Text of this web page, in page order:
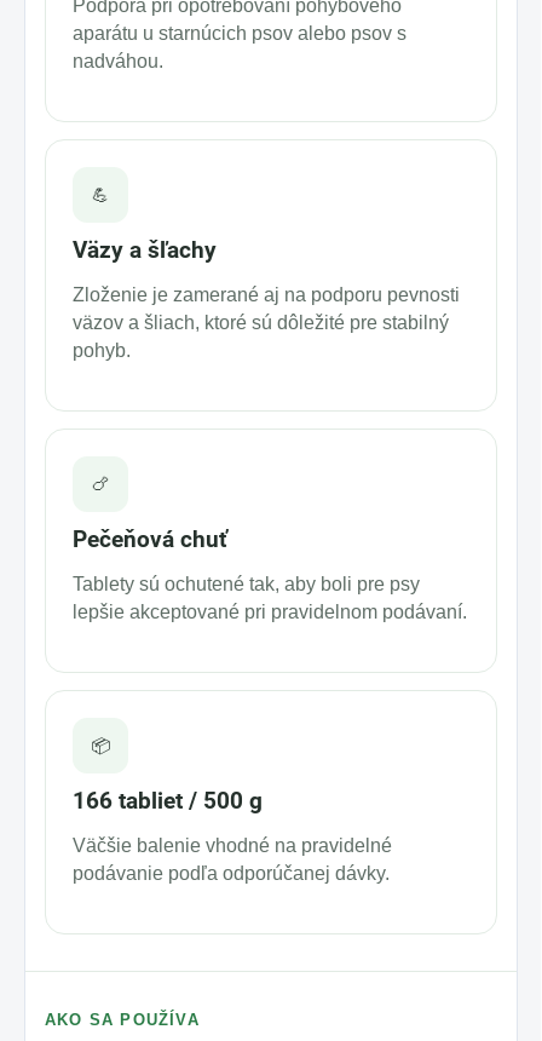
Podpora pri opotrebovaní pohybového
aparátu u starnúcich psov alebo psov s
nadváhou.
💪
Väzy a šľachy
Zloženie je zamerané aj na podporu pevnosti
väzov a šliach, ktoré sú dôležité pre stabilný
pohyb.
🍗
Pečeňová chuť
Tablety sú ochutené tak, aby boli pre psy
lepšie akceptované pri pravidelnom podávaní.
📦
166 tabliet / 500 g
Väčšie balenie vhodné na pravidelné
podávanie podľa odporúčanej dávky.
AKO SA POUŽÍVA